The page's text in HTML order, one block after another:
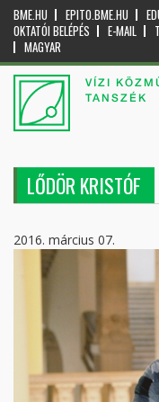
BME.HU EPITO.BME.HU
OKTATÓI BELÉPÉS
E-MAIL
MAGYAR
VÍZI
TANSZÉK
LŐDÖR KRISTÓF
2016. március 07.